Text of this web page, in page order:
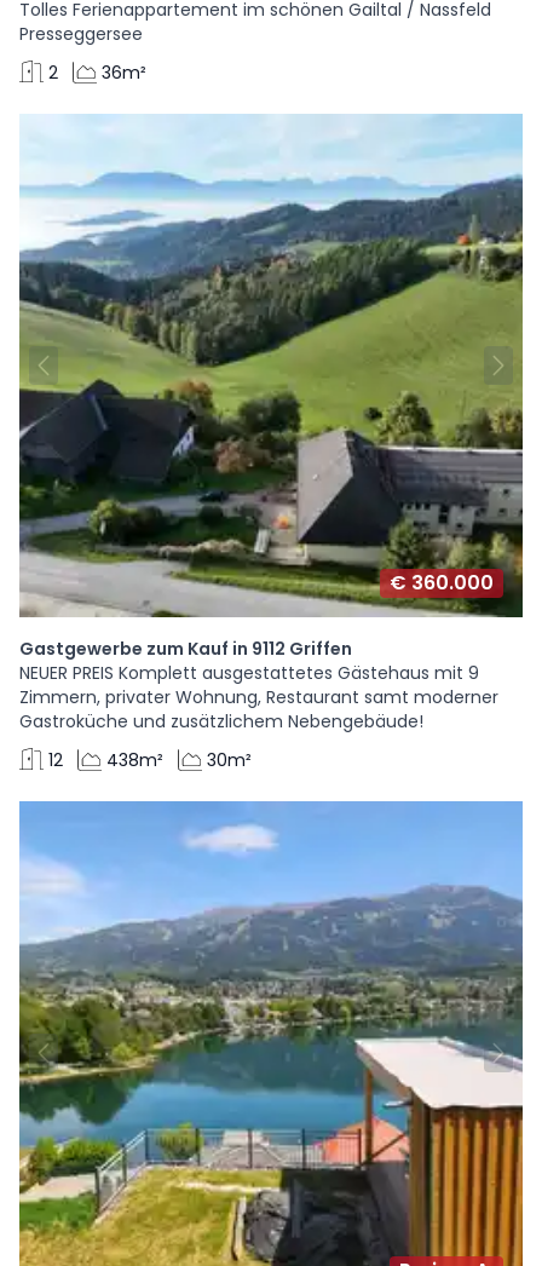
Tolles Ferienappartement im schönen Gailtal / Nassfeld
Presseggersee
2
36m²
€ 360.000
Gastgewerbe zum Kauf in 9112 Griffen
NEUER PREIS Komplett ausgestattetes Gästehaus mit 9
Zimmern, privater Wohnung, Restaurant samt moderner
Gastroküche und zusätzlichem Nebengebäude!
12
438m² 30m²